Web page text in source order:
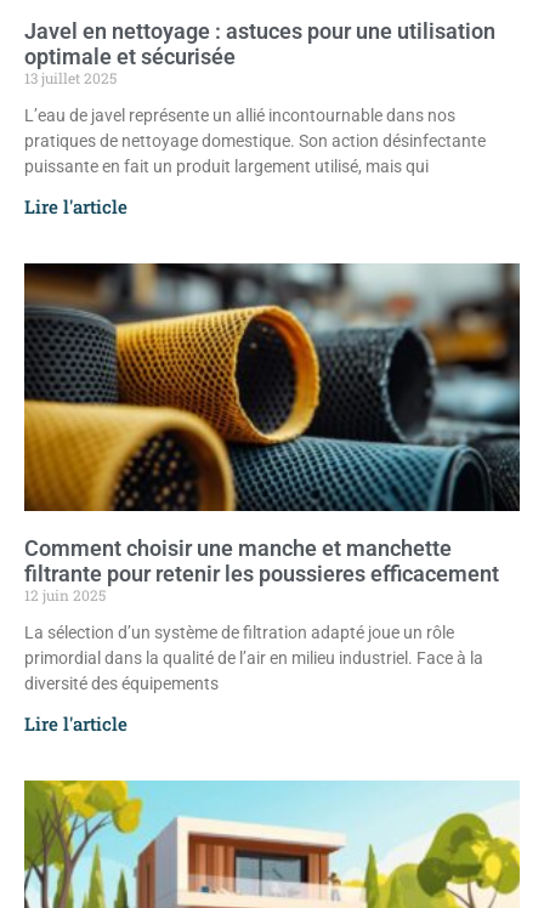
Javel en nettoyage : astuces pour une utilisation
optimale et sécurisée
13 juillet 2025
L’eau de javel représente un allié incontournable dans nos
pratiques de nettoyage domestique. Son action désinfectante
puissante en fait un produit largement utilisé, mais qui
Lire l'article
Comment choisir une manche et manchette
filtrante pour retenir les poussieres efficacement
12 juin 2025
La sélection d’un système de filtration adapté joue un rôle
primordial dans la qualité de l’air en milieu industriel. Face à la
diversité des équipements
Lire l'article